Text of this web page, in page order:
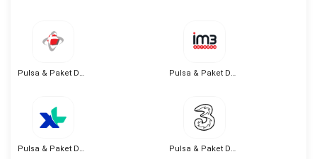
Pulsa & Paket Data Telkomsel Pulsa & Paket Data IM3
Pulsa & Paket Data XL Pulsa & Paket Data Tri